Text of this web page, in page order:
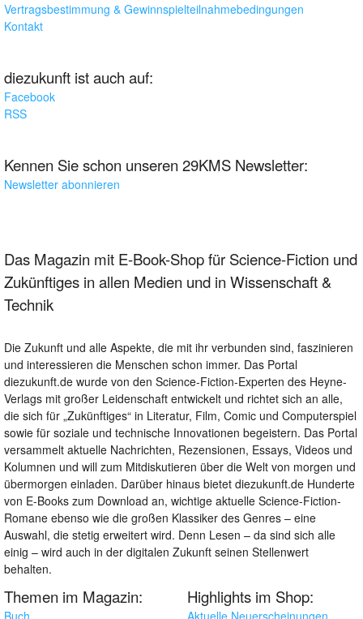
Vertragsbestimmung & Gewinnspielteilnahmebedingungen
Kontakt
diezukunft ist auch auf:
Facebook
RSS
Kennen Sie schon unseren 29KMS Newsletter:
Newsletter abonnieren
Das Magazin mit E-Book-Shop für Science-Fiction und
Zukünftiges in allen Medien und in Wissenschaft &
Technik
Die Zukunft und alle Aspekte, die mit ihr verbunden sind, faszinieren
und interessieren die Menschen schon immer. Das Portal
diezukunft.de wurde von den Science-Fiction-Experten des Heyne-
Verlags mit großer Leidenschaft entwickelt und richtet sich an alle,
die sich für „Zukünftiges“ in Literatur, Film, Comic und Computerspiel
sowie für soziale und technische Innovationen begeistern. Das Portal
versammelt aktuelle Nachrichten, Rezensionen, Essays, Videos und
Kolumnen und will zum Mitdiskutieren über die Welt von morgen und
übermorgen einladen. Darüber hinaus bietet diezukunft.de Hunderte
von E-Books zum Download an, wichtige aktuelle Science-Fiction-
Romane ebenso wie die großen Klassiker des Genres – eine
Auswahl, die stetig erweitert wird. Denn Lesen – da sind sich alle
einig – wird auch in der digitalen Zukunft seinen Stellenwert
behalten.
Themen im Magazin:
Buch
Highlights im Shop:
Aktuelle Neuerscheinungen